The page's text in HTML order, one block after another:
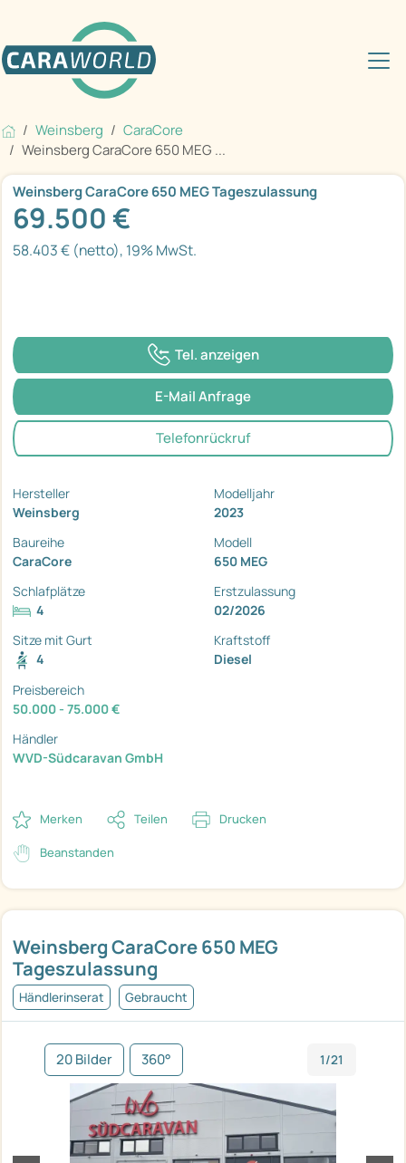
Weinsberg
CaraCore
Weinsberg CaraCore 650 MEG ...
Weinsberg CaraCore 650 MEG
Tageszulassung
Händlerinserat Gebraucht
20 Bilder 360° 1/21
Weinsberg CaraCore 650 MEG Tageszulassung
69.500 €
58.403 € (netto), 19% MwSt.
Tel. anzeigen
E-Mail Anfrage
Telefonrückruf
Hersteller
Weinsberg
Modelljahr
2023
Baureihe
CaraCore
Modell
650 MEG
Schlafplätze
4
Erstzulassung
02/2026
Sitze mit Gurt
4
Kraftstoff
Diesel
Preisbereich
50.000 - 75.000 €
Händler
WVD-Südcaravan GmbH
Merken Teilen Drucken
Beanstanden